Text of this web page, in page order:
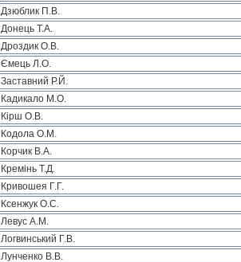
Дзюблик П.В.
Донець Т.А.
Дроздик О.В.
Ємець Л.О.
Заставний Р.Й.
Кадикало М.О.
Кірш О.В.
Кодола О.М.
Корчик В.А.
Кремінь Т.Д.
Кривошея Г.Г.
Ксенжук О.С.
Левус А.М.
Логвинський Г.В.
Лунченко В.В.